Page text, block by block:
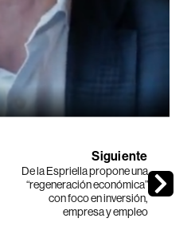
Siguiente
De la Espriella propone una
“regeneración económica”
con foco en inversión,
empresa y empleo